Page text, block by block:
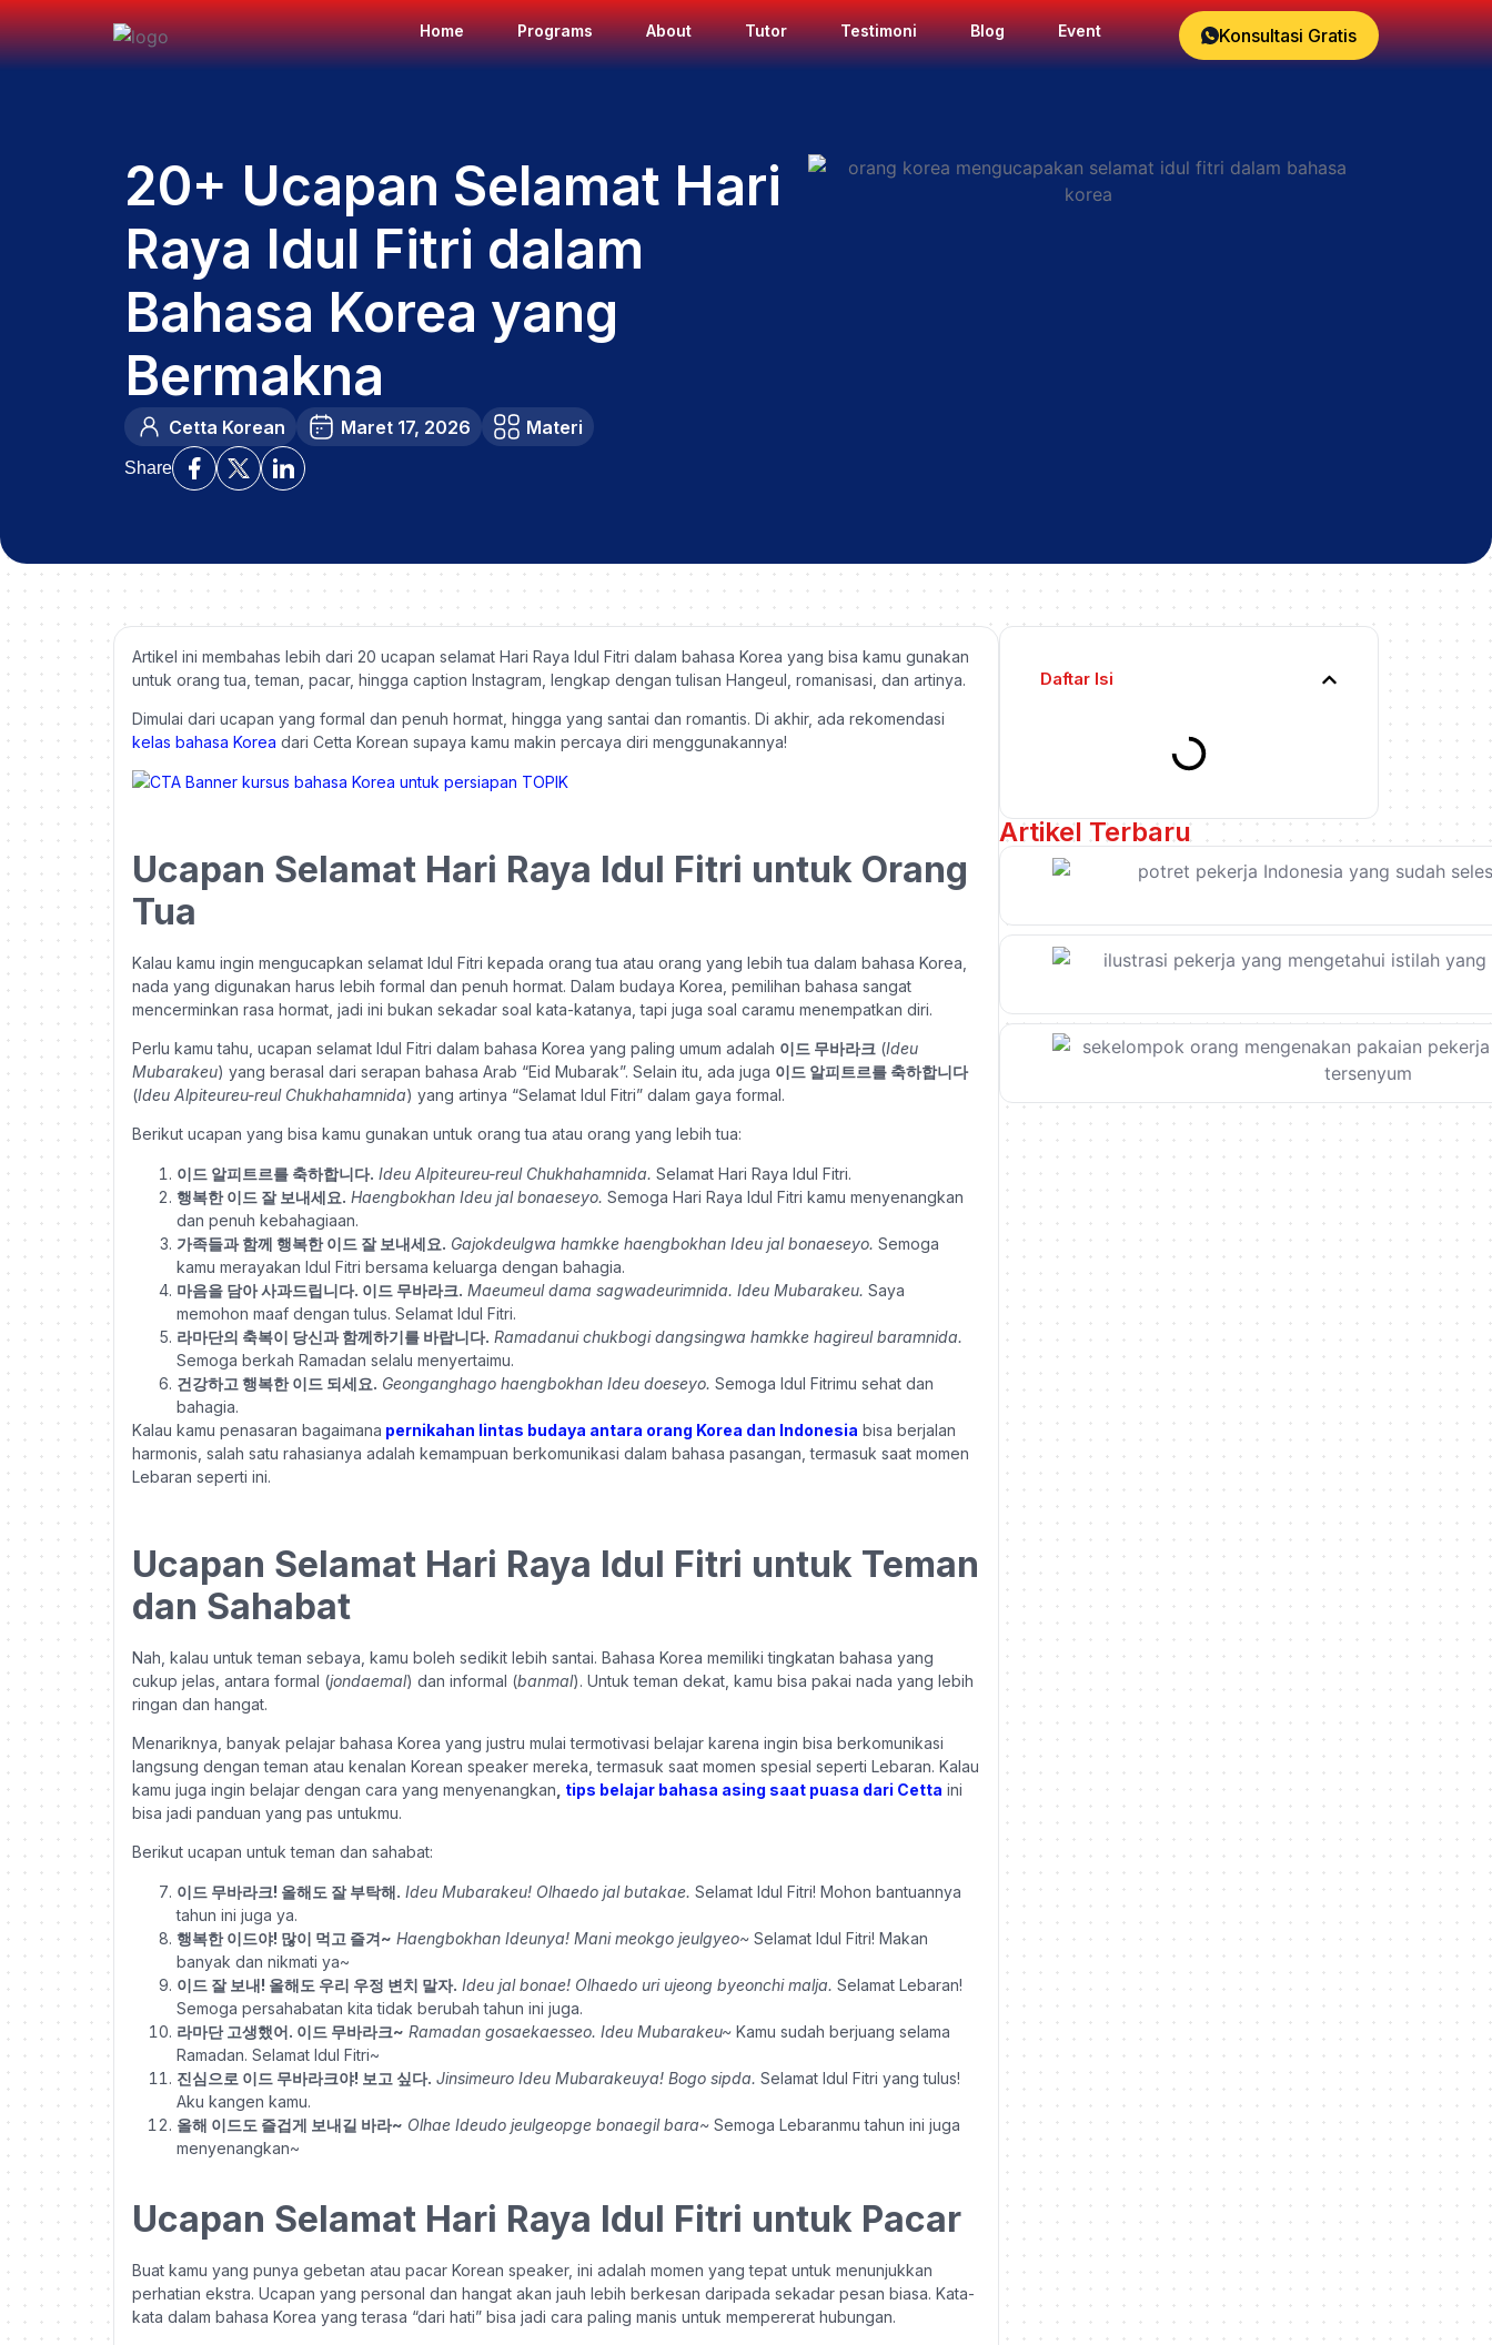
Home Programs About Tutor Testimoni Blog Event Konsultasi Gratis
20+ Ucapan Selamat Hari
Raya Idul Fitri dalam
Bahasa Korea yang
Bermakna
Cetta Korean Maret 17, 2026 Materi
Share
Artikel ini membahas lebih dari 20 ucapan selamat Hari Raya Idul Fitri dalam bahasa Korea yang bisa kamu gunakan
untuk orang tua, teman, pacar, hingga caption Instagram, lengkap dengan tulisan Hangeul, romanisasi, dan artinya.
Dimulai dari ucapan yang formal dan penuh hormat, hingga yang santai dan romantis. Di akhir, ada rekomendasi
kelas bahasa Korea dari Cetta Korean supaya kamu makin percaya diri menggunakannya!
Ucapan Selamat Hari Raya Idul Fitri untuk Orang
Tua
Kalau kamu ingin mengucapkan selamat Idul Fitri kepada orang tua atau orang yang lebih tua dalam bahasa Korea,
nada yang digunakan harus lebih formal dan penuh hormat. Dalam budaya Korea, pemilihan bahasa sangat
mencerminkan rasa hormat, jadi ini bukan sekadar soal kata-katanya, tapi juga soal caramu menempatkan diri.
Perlu kamu tahu, ucapan selamat Idul Fitri dalam bahasa Korea yang paling umum adalah 이드 무바라크 (Ideu
Mubarakeu) yang berasal dari serapan bahasa Arab “Eid Mubarak”. Selain itu, ada juga 이드 알피트르를 축하합니다
(Ideu Alpiteureu-reul Chukhahamnida) yang artinya “Selamat Idul Fitri” dalam gaya formal.
Berikut ucapan yang bisa kamu gunakan untuk orang tua atau orang yang lebih tua:
이드 알피트르를 축하합니다. Ideu Alpiteureu-reul Chukhahamnida. Selamat Hari Raya Idul Fitri.
행복한 이드 잘 보내세요. Haengbokhan Ideu jal bonaeseyo. Semoga Hari Raya Idul Fitri kamu menyenangkan
dan penuh kebahagiaan.
가족들과 함께 행복한 이드 잘 보내세요. Gajokdeulgwa hamkke haengbokhan Ideu jal bonaeseyo. Semoga
kamu merayakan Idul Fitri bersama keluarga dengan bahagia.
마음을 담아 사과드립니다. 이드 무바라크. Maeumeul dama sagwadeurimnida. Ideu Mubarakeu. Saya
memohon maaf dengan tulus. Selamat Idul Fitri.
라마단의 축복이 당신과 함께하기를 바랍니다. Ramadanui chukbogi dangsingwa hamkke hagireul baramnida.
Semoga berkah Ramadan selalu menyertaimu.
건강하고 행복한 이드 되세요. Geonganghago haengbokhan Ideu doeseyo. Semoga Idul Fitrimu sehat dan
bahagia.
Kalau kamu penasaran bagaimana pernikahan lintas budaya antara orang Korea dan Indonesia bisa berjalan
harmonis, salah satu rahasianya adalah kemampuan berkomunikasi dalam bahasa pasangan, termasuk saat momen
Lebaran seperti ini.
Ucapan Selamat Hari Raya Idul Fitri untuk Teman
dan Sahabat
Nah, kalau untuk teman sebaya, kamu boleh sedikit lebih santai. Bahasa Korea memiliki tingkatan bahasa yang
cukup jelas, antara formal (jondaemal) dan informal (banmal). Untuk teman dekat, kamu bisa pakai nada yang lebih
ringan dan hangat.
Menariknya, banyak pelajar bahasa Korea yang justru mulai termotivasi belajar karena ingin bisa berkomunikasi
langsung dengan teman atau kenalan Korean speaker mereka, termasuk saat momen spesial seperti Lebaran. Kalau
kamu juga ingin belajar dengan cara yang menyenangkan tips belajar bahasa asing saat puasa dari Cetta ini
bisa jadi panduan yang pas untukmu.
Berikut ucapan untuk teman dan sahabat:
이드 무바라크! 올해도 잘 부탁해. Ideu Mubarakeu! Olhaedo jal butakae. Selamat Idul Fitri! Mohon bantuannya
tahun ini juga ya.
행복한 이드야! 많이 먹고 즐겨~ Haengbokhan Ideunya! Mani meokgo jeulgyeo~ Selamat Idul Fitri! Makan
banyak dan nikmati ya~
이드 잘 보내! 올해도 우리 우정 변치 말자. Ideu jal bonae! Olhaedo uri ujeong byeonchi malja. Selamat Lebaran!
Semoga persahabatan kita tidak berubah tahun ini juga.
라마단 고생했어. 이드 무바라크~ Ramadan gosaekaesseo. Ideu Mubarakeu~ Kamu sudah berjuang selama
Ramadan. Selamat Idul Fitri~
진심으로 이드 무바라크야! 보고 싶다. Jinsimeuro Ideu Mubarakeuya! Bogo sipda. Selamat Idul Fitri yang tulus!
Aku kangen kamu.
올해 이드도 즐겁게 보내길 바라~ Olhae Ideudo jeulgeopge bonaegil bara~ Semoga Lebaranmu tahun ini juga
menyenangkan~
Ucapan Selamat Hari Raya Idul Fitri untuk Pacar
Buat kamu yang punya gebetan atau pacar Korean speaker, ini adalah momen yang tepat untuk menunjukkan
perhatian ekstra. Ucapan yang personal dan hangat akan jauh lebih berkesan daripada sekadar pesan biasa. Kata-
kata dalam bahasa Korea yang terasa “dari hati” bisa jadi cara paling manis untuk mempererat hubungan.
Daftar Isi
Artikel Terbaru